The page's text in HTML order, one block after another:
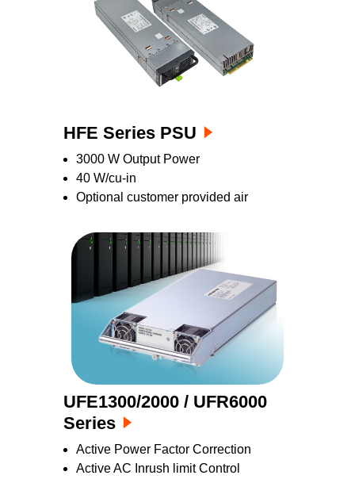
HFE Series PSU
3000 W Output Power
40 W/cu-in
Optional customer provided air
UFE1300/2000 / UFR6000
Series
Active Power Factor Correction
Active AC Inrush limit Control